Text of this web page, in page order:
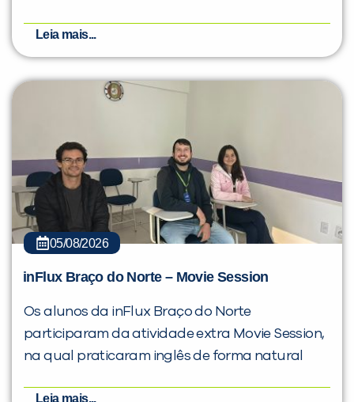
Leia mais...
05/08/2026
inFlux Braço do Norte – Movie Session
Os alunos da inFlux Braço do Norte
participaram da atividade extra Movie Session,
na qual praticaram inglês de forma natural
Leia mais...